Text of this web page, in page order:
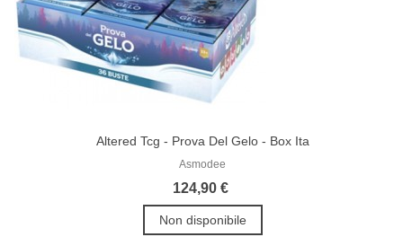
Altered Tcg - Prova Del Gelo - Box Ita
Asmodee
124,90 €
Non disponibile